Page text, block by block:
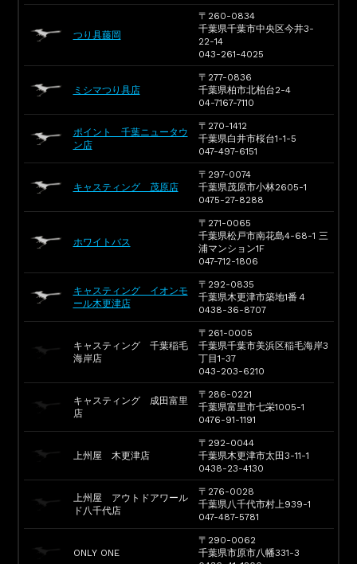
つり具藤岡
〒260-0834
千葉県千葉市中央区今井3-
22-14
043-261-4025
ミシマつり具店
〒277-0836
千葉県柏市北柏台2-4
04-7167-7110
ポイント 千葉ニュータウ
ン店
〒270-1412
千葉県白井市桜台1-1-5
047-497-6151
キャスティング 茂原店
〒297-0074
千葉県茂原市小林2605-1
0475-27-8288
ホワイトバス
〒271-0065
千葉県松戸市南花島4-68-1 三
浦マンション1F
047-712-1806
キャスティング イオンモ
ール木更津店
〒292-0835
千葉県木更津市築地1番４
0438-36-8707
キャスティング 千葉稲毛
海岸店
〒261-0005
千葉県千葉市美浜区稲毛海岸3
丁目1-37
043-203-6210
キャスティング 成田富里
店
〒286-0221
千葉県富里市七栄1005-1
0476-91-1191
上州屋 木更津店
〒292-0044
千葉県木更津市太田3-11-1
0438-23-4130
上州屋 アウトドアワール
ド八千代店
〒276-0028
千葉県八千代市村上939-1
047-487-5781
ONLY ONE
〒290-0062
千葉県市原市八幡331-3